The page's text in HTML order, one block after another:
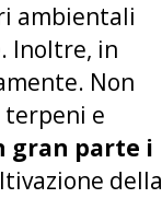
ambientali
. Inoltre, in
Non
terpeni e
gran parte i
della